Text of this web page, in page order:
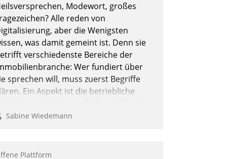
Modewort, großes
Alle reden von
aber die Wenigsten
was damit gemeint ist. Denn sie
verschiedenste Bereiche der
Wer fundiert über
sprechen will, muss zuerst Begriffe
Ein Aspekt ist die betriebliche
große Einsparungen durch
mit der Einführung einer neuen
Sabine Wiedemann
Plattform